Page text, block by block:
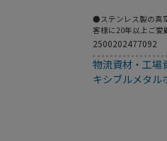
●ステンレス製の真
客様に20年以上ご
用。●全長(mm)：
力：FV～大気圧●使
耐熱温度により異
乗]]Pa・[[Ｍ3]]/sec
(SUS316L)●フラン
2500202477092
物流資材・工場
キシブルメタル